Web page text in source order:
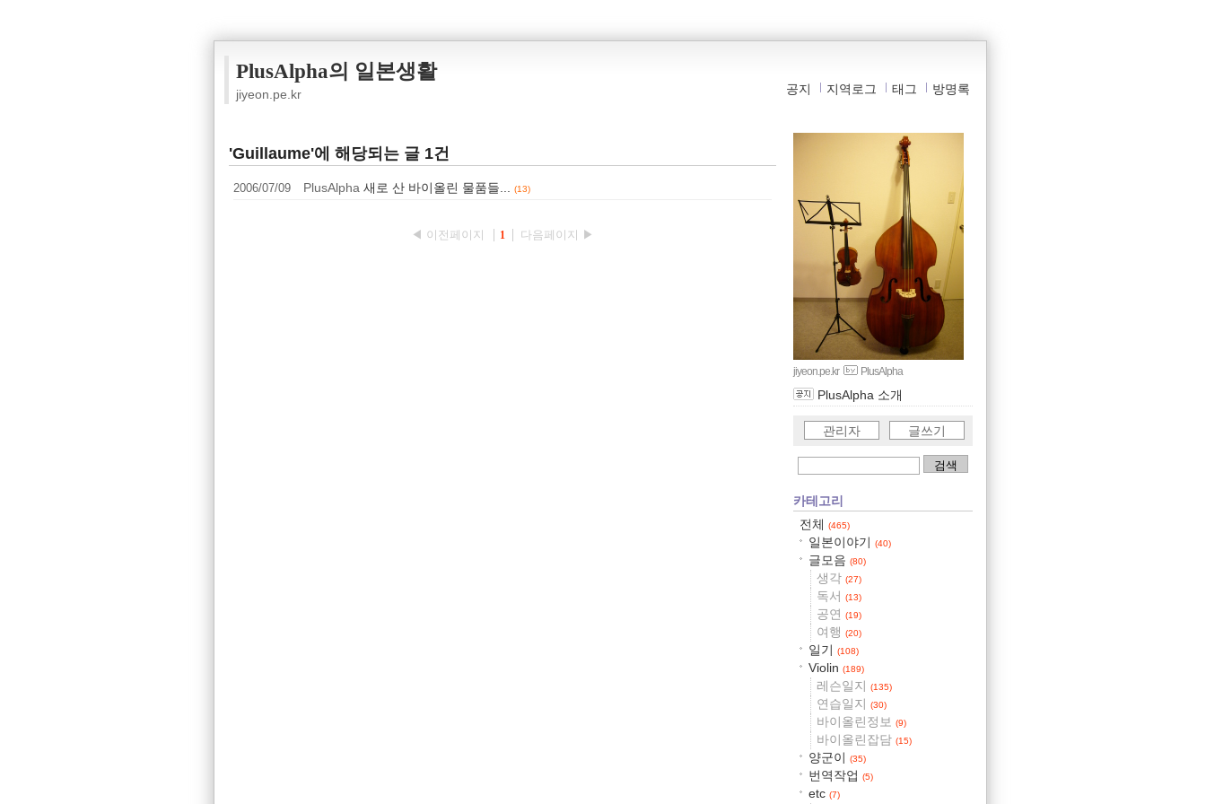
PlusAlpha의 일본생활
jiyeon.pe.kr 공지 지역로그 태그 방명록
'Guillaume'에 해당되는 글 1건
2006/07/09 PlusAlpha 새로 산 바이올린 물품들... (13)
◀ 이전페이지 1 다음페이지 ▶
jiyeon.pe.kr PlusAlpha
PlusAlpha 소개
관리자 글쓰기
카테고리
전체
(465)
일본이야기 (40)
글모음 (80)
생각 (27)
독서 (13)
공연 (19)
여행 (20)
일기 (108)
Violin (189)
레슨일지 (135)
연습일지 (30)
바이올린정보 (9)
바이올린잡담 (15)
양군이 (35)
번역작업 (5)
etc (7)